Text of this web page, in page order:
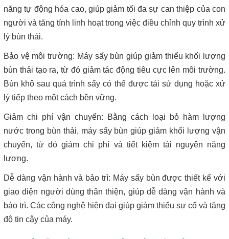
năng tự động hóa cao, giúp giảm tối đa sự can thiệp của con
người và tăng tính linh hoạt trong việc điều chỉnh quy trình xử
lý bùn thải.
Bảo vệ môi trường: Máy sấy bùn giúp giảm thiểu khối lượng
bùn thải tạo ra, từ đó giảm tác động tiêu cực lên môi trường.
Bùn khô sau quá trình sấy có thể được tái sử dụng hoặc xử
lý tiếp theo một cách bền vững.
Giảm chi phí vận chuyển: Bằng cách loại bỏ hàm lượng
nước trong bùn thải, máy sấy bùn giúp giảm khối lượng vận
chuyển, từ đó giảm chi phí và tiết kiệm tài nguyên năng
lượng.
Dễ dàng vận hành và bảo trì: Máy sấy bùn được thiết kế với
giao diện người dùng thân thiện, giúp dễ dàng vận hành và
bảo trì. Các công nghệ hiện đại giúp giảm thiểu sự cố và tăng
độ tin cậy của máy.